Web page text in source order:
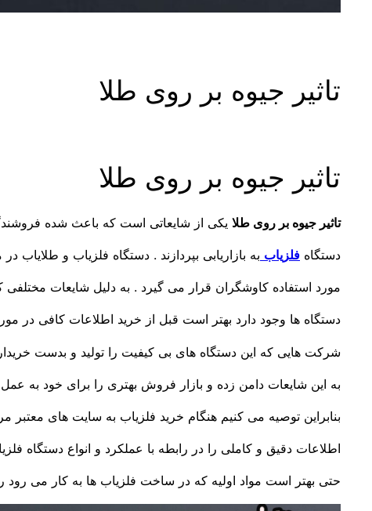
تاثیر جیوه بر روی طلا
تاثیر جیوه بر روی طلا
تاثیر جیوه بر روی طلا یکی از شایعاتی است که باعث شده
دستگاه فلزیاب به بازاریابی بپردازند . دستگاه فلزیاب و طلایاب
مورد استفاده کاوشگران قرار می گیرد . به دلیل شایعات مختلفی
دستگاه ها وجود دارد بهتر است قبل از خرید اطلاعات کافی در
شرکت هایی که این دستگاه های بی کیفیت را تولید و بدست
به این شایعات دامن زده و بازار فروش بهتری را برای خود به عمل
بنابراین توصیه می کنیم هنگام خرید فلزیاب به سایت های معتبر
اطلاعات دقیق و کاملی را در رابطه با عملکرد و انواع دستگاه
حتی بهتر است مواد اولیه که در ساخت فلزیاب ها به کار می رود